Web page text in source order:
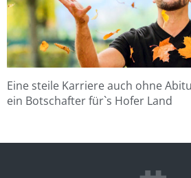
Eine steile Karriere auch ohne
ein Botschafter für`s Hofer Land